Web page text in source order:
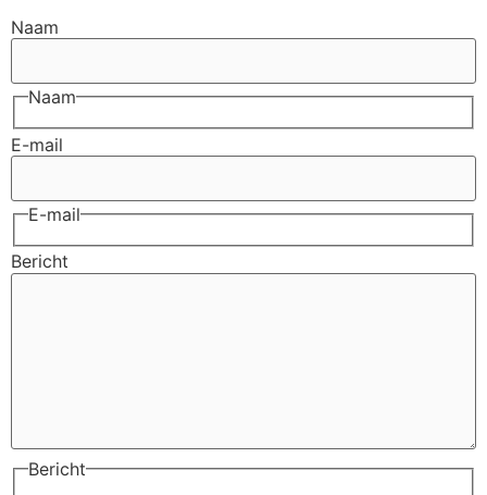
Naam
Naam
E-mail
E-mail
Bericht
Bericht